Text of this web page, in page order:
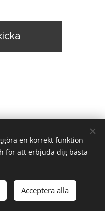
Uppsala, Sweden
en korrekt funktion
för att erbjuda dig bästa
Acceptera alla